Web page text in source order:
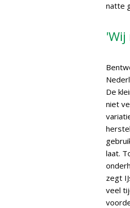
natte
De
niet
laat.
zegt
veel